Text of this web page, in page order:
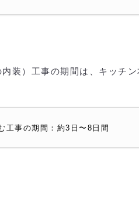
装）工事の期間は、キッチ
工事の期間：約3日〜8日間